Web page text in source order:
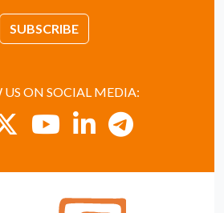
SUBSCRIBE
US ON SOCIAL MEDIA: